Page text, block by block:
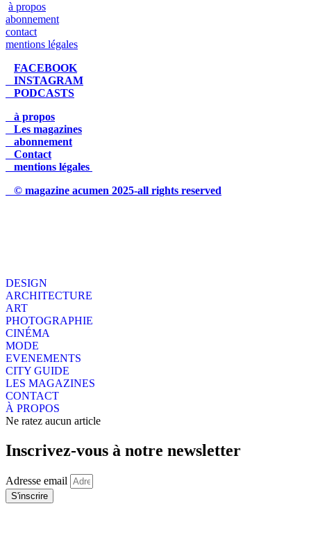
à propos
abonnement
contact
mentions légales
FACEBOOK
INSTAGRAM
PODCASTS
à propos
Les magazines
abonnement
Contact
mentions légales
© magazine acumen 2025-all rights reserved
DESIGN
ARCHITECTURE
ART
PHOTOGRAPHIE
CINÉMA
MODE
EVENEMENTS
CITY GUIDE
LES MAGAZINES
CONTACT
À PROPOS
Ne ratez aucun article
Inscrivez-vous à notre newsletter
Adresse email
S'inscrire